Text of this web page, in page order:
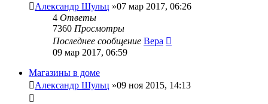
Александр Шульц »07 мар 2017, 06:26
4 Ответы
7360 Просмотры
Последнее сообщение Вера
09 мар 2017, 06:59
Магазины в доме
Александр Шульц »09 ноя 2015, 14:13